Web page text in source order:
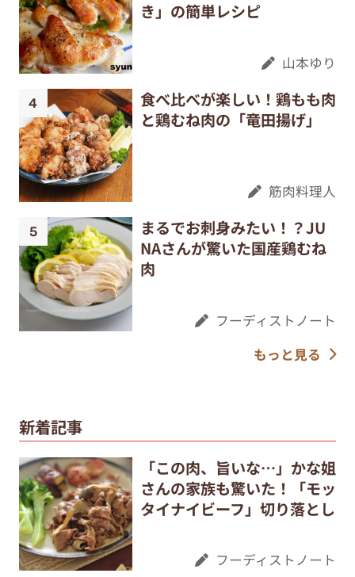
き」の簡単レシピ
山本ゆり
食べ比べが楽しい！鶏もも肉
と鶏むね肉の「竜田揚げ」
筋肉料理人
まるでお刺身みたい！？JU
NAさんが驚いた国産鶏むね
肉
フーディストノート
もっと見る
新着記事
「この肉、旨いな…」かな姐
さんの家族も驚いた！「モッ
タイナイビーフ」切り落とし
フーディストノート